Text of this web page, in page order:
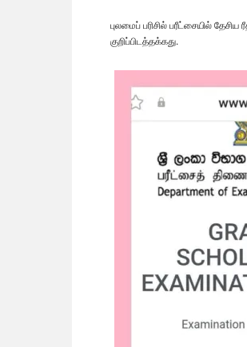
புலமைப் பரிசில் பரீட்சையில்
குறிப்பிடத்தக்கது.